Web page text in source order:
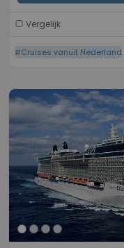
Vergelijk
#Cruises vanuit Nederland